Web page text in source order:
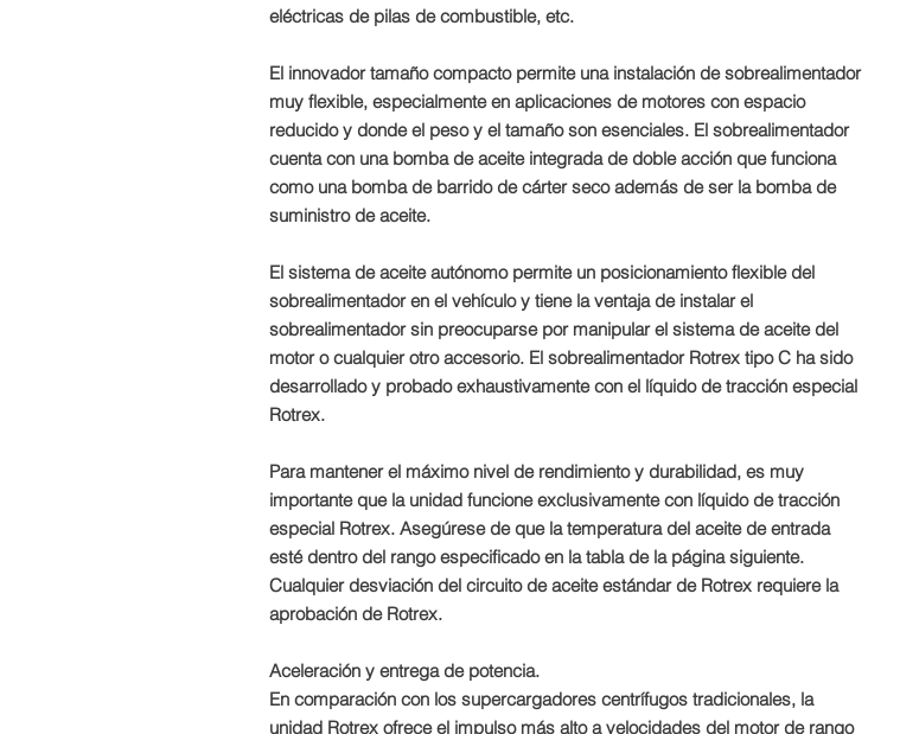
eléctricas de pilas de combustible, etc.
El innovador tamaño compacto permite una instalación de sobrealimentador
muy flexible, especialmente en aplicaciones de motores con espacio
reducido y donde el peso y el tamaño son esenciales. El sobrealimentador
cuenta con una bomba de aceite integrada de doble acción que funciona
como una bomba de barrido de cárter seco además de ser la bomba de
suministro de aceite.
El sistema de aceite autónomo permite un posicionamiento flexible del
sobrealimentador en el vehículo y tiene la ventaja de instalar el
sobrealimentador sin preocuparse por manipular el sistema de aceite del
motor o cualquier otro accesorio. El sobrealimentador Rotrex tipo C ha sido
desarrollado y probado exhaustivamente con el líquido de tracción especial
Rotrex.
Para mantener el máximo nivel de rendimiento y durabilidad, es muy
importante que la unidad funcione exclusivamente con líquido de tracción
especial Rotrex. Asegúrese de que la temperatura del aceite de entrada
esté dentro del rango especificado en la tabla de la página siguiente.
Cualquier desviación del circuito de aceite estándar de Rotrex requiere la
aprobación de Rotrex.
Aceleración y entrega de potencia.
En comparación con los supercargadores centrífugos tradicionales, la
unidad Rotrex ofrece el impulso más alto a velocidades del motor de rango